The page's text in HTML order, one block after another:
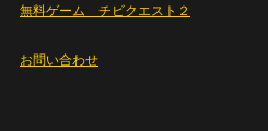
無料ゲーム チビクエスト２
お問い合わせ